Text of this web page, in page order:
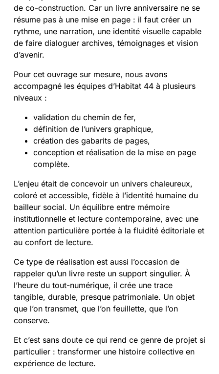
de co-construction. Car un livre anniversaire ne se
résume pas à une mise en page : il faut créer un
rythme, une narration, une identité visuelle capable
de faire dialoguer archives, témoignages et vision
d’avenir.
Pour cet ouvrage sur mesure, nous avons
accompagné les équipes d’Habitat 44 à plusieurs
niveaux :
validation du chemin de fer,
définition de l’univers graphique,
création des gabarits de pages,
conception et réalisation de la mise en page
complète.
L’enjeu était de concevoir un univers chaleureux,
coloré et accessible, fidèle à l’identité humaine du
bailleur social. Un équilibre entre mémoire
institutionnelle et lecture contemporaine, avec une
attention particulière portée à la fluidité éditoriale et
au confort de lecture.
Ce type de réalisation est aussi l’occasion de
rappeler qu’un livre reste un support singulier. À
l’heure du tout-numérique, il crée une trace
tangible, durable, presque patrimoniale. Un objet
que l’on transmet, que l’on feuillette, que l’on
conserve.
Et c’est sans doute ce qui rend ce genre de projet si
particulier : transformer une histoire collective en
expérience de lecture.